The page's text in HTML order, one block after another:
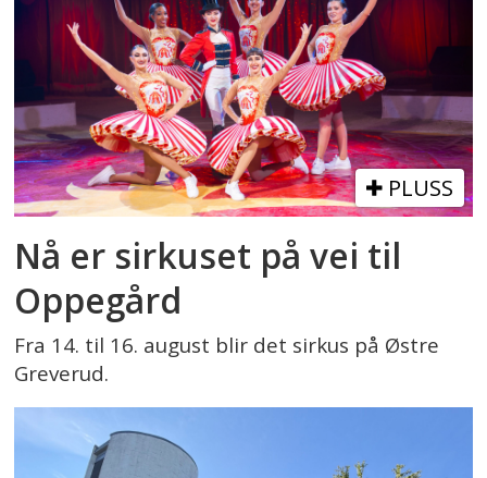
PLUSS
Nå er sirkuset på vei til
Oppegård
Fra 14. til 16. august blir det sirkus på Østre
Greverud.